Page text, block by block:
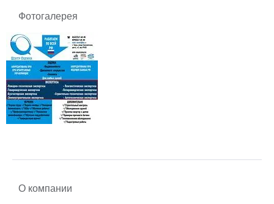
Фотогалерея
О компании